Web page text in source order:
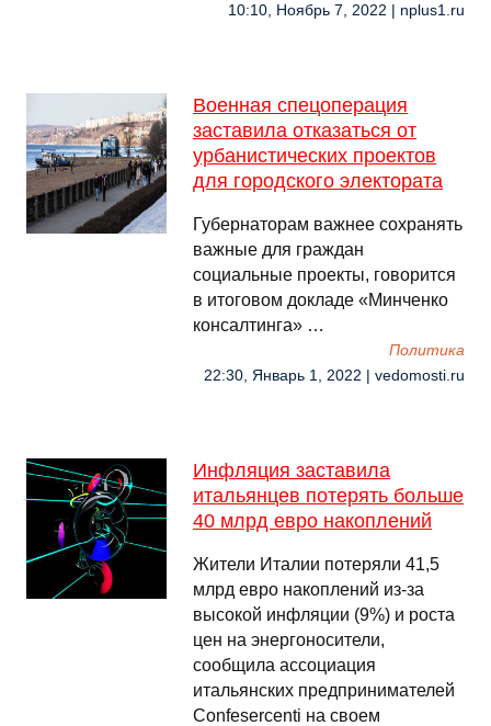
10:10, Ноябрь 7, 2022 | nplus1.ru
Военная спецоперация
заставила отказаться от
урбанистических проектов
для городского электората
Губернаторам важнее сохранять
важные для граждан
социальные проекты, говорится
в итоговом докладе «Минченко
консалтинга» …
Политика
22:30, Январь 1, 2022 | vedomosti.ru
Инфляция заставила
итальянцев потерять больше
40 млрд евро накоплений
Жители Италии потеряли 41,5
млрд евро накоплений из-за
высокой инфляции (9%) и роста
цен на энергоносители,
сообщила ассоциация
итальянских предпринимателей
Confesercenti на своем